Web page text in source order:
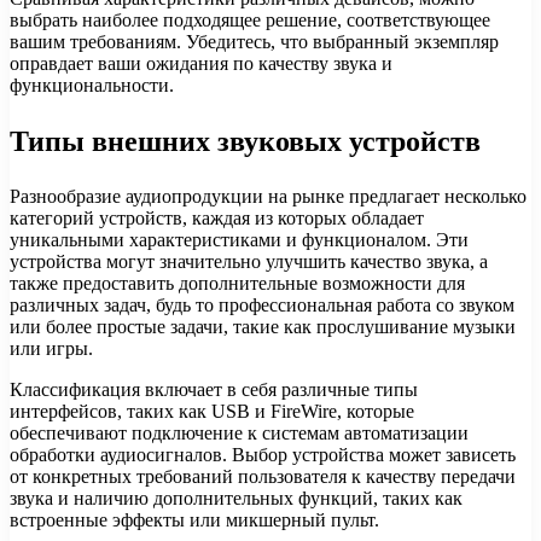
выбрать наиболее подходящее решение, соответствующее
вашим требованиям. Убедитесь, что выбранный экземпляр
оправдает ваши ожидания по качеству звука и
функциональности.
Типы внешних звуковых устройств
Разнообразие аудиопродукции на рынке предлагает несколько
категорий устройств, каждая из которых обладает
уникальными характеристиками и функционалом. Эти
устройства могут значительно улучшить качество звука, а
также предоставить дополнительные возможности для
различных задач, будь то профессиональная работа со звуком
или более простые задачи, такие как прослушивание музыки
или игры.
Классификация включает в себя различные типы
интерфейсов, таких как USB и FireWire, которые
обеспечивают подключение к системам автоматизации
обработки аудиосигналов. Выбор устройства может зависеть
от конкретных требований пользователя к качеству передачи
звука и наличию дополнительных функций, таких как
встроенные эффекты или микшерный пульт.